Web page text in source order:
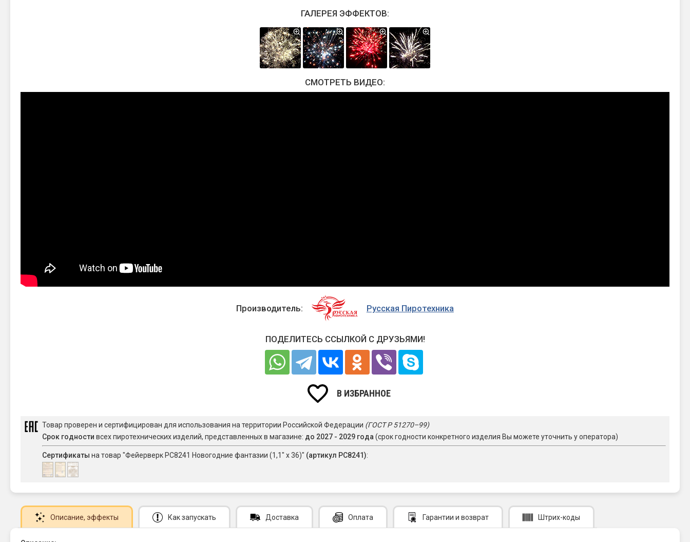
ГАЛЕРЕЯ ЭФФЕКТОВ:
СМОТРЕТЬ ВИДЕО:
Производитель: Русская Пиротехника
ПОДЕЛИТЕСЬ ССЫЛКОЙ С ДРУЗЬЯМИ!
В ИЗБРАННОЕ
Товар проверен и сертифицирован для использования на территории Российской Федерации (ГОСТ Р 51270–99)
Срок годности всех пиротехнических изделий, представленных в магазине: до 2027 - 2029 года (срок годности конкретного изделия Вы можете уточнить у оператора)
Сертификаты на товар "Фейерверк РС8241 Новогодние фантазии (1,1" х 36)" (артикул РС8241):
Описание, эффекты Как запускать Доставка Оплата Гарантии и возврат Штрих-коды